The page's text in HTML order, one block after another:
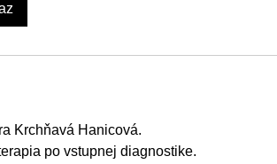
Krchňavá Hanicová.
po vstupnej diagnostike.